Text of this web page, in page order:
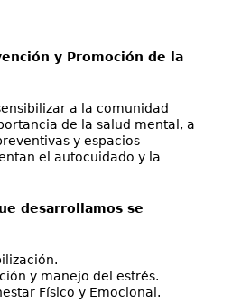
y Promoción de la
a la comunidad
de la salud mental, a
y espacios
el autocuidado y la
desarrollamos se
y manejo del estrés.
Físico y Emocional.